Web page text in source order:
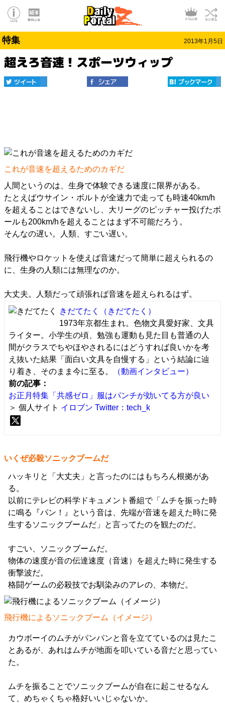
特集 2013年1月5日
超えろ音速！スポーツウィップ
これが音速を超えるためのカギだ
人間というのは、生身で体験できる速度に限界がある。
たとえばウサイン・ボルトが全速力で走っても時速40km/h
を超えることはできないし、大リーグのピッチャー投げたボ
ールも200km/hを超えることはまず不可能だろう。
そんなの遅い。人類、すごい遅い。
飛行機やロケットを使えば音速だって簡単に超えられるの
に、生身の人類には無理なのか。
大丈夫。人類だって頑張れば音速を超えられるはず。
きだてたく
（きだてたく）
1973年京都生まれ。色物文具愛好家、文具
ライター。小学生の頃、勉強も運動も見た目も普通の人
間がクラスでちやほやされるにはどうすれば良いかを考
え抜いた結果「面白い文具を自慢する」という結論に辿
り着き、そのまま今に至る。
（動画インタビュー）
前の記事：
お正月特集「共感ゼロ」服はパンチが効いてる方が良い
＞ 個人サイト イロブン Twitter：tech_k
いくぜ必殺ソニックブームだ
ハッキリと「大丈夫」と言ったのにはもちろん根拠があ
る。
以前にテレビの科学ドキュメント番組で「ムチを振った時
に鳴る『パン！』という音は、先端が音速を超えた時に発
生するソニックブームだ」と言ってたのを観たのだ。
すごい、ソニックブームだ。
物体の速度が音の伝達速度（音速）を超えた時に発生する
衝撃波だ。
格闘ゲームの必殺技でお馴染みのアレの、本物だ。
飛行機によるソニックブーム（イメージ）
カウボーイのムチがパンパンと音を立てているのは見たこ
とあるが、あれはムチが地面を叩いている音だと思ってい
た。
ムチを振ることでソニックブームが自在に起こせるなん
て、めちゃくちゃ格好いいじゃないか。